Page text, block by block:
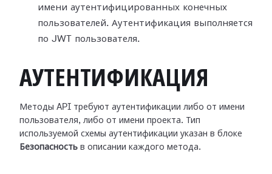
имени аутентифицированных конечных
пользователей. Аутентификация выполняется
по JWT пользователя.
АУТЕНТИФИКАЦИЯ
Методы API требуют аутентификации либо от имени
пользователя, либо от имени проекта. Тип
используемой схемы аутентификации указан в блоке
Безопасность в описании каждого метода.